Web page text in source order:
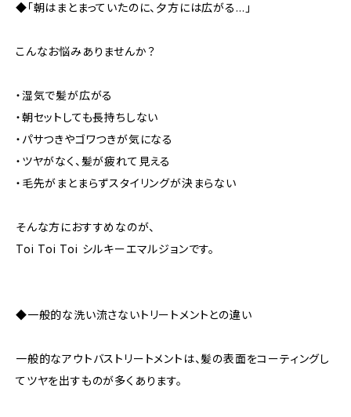
◆「朝はまとまっていたのに、夕方には広がる…」
こんなお悩みありませんか？
・湿気で髪が広がる
・朝セットしても長持ちしない
・パサつきやゴワつきが気になる
・ツヤがなく、髪が疲れて見える
・毛先がまとまらずスタイリングが決まらない
そんな方におすすめなのが、
Toi Toi Toi シルキーエマルジョンです。
◆一般的な洗い流さないトリートメントとの違い
一般的なアウトバストリートメントは、髪の表面をコーティングし
てツヤを出すものが多くあります。